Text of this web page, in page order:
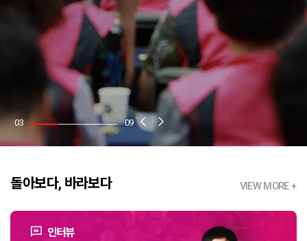
03 09
돌아보다, 바라보다
인터뷰
VIEW MORE +